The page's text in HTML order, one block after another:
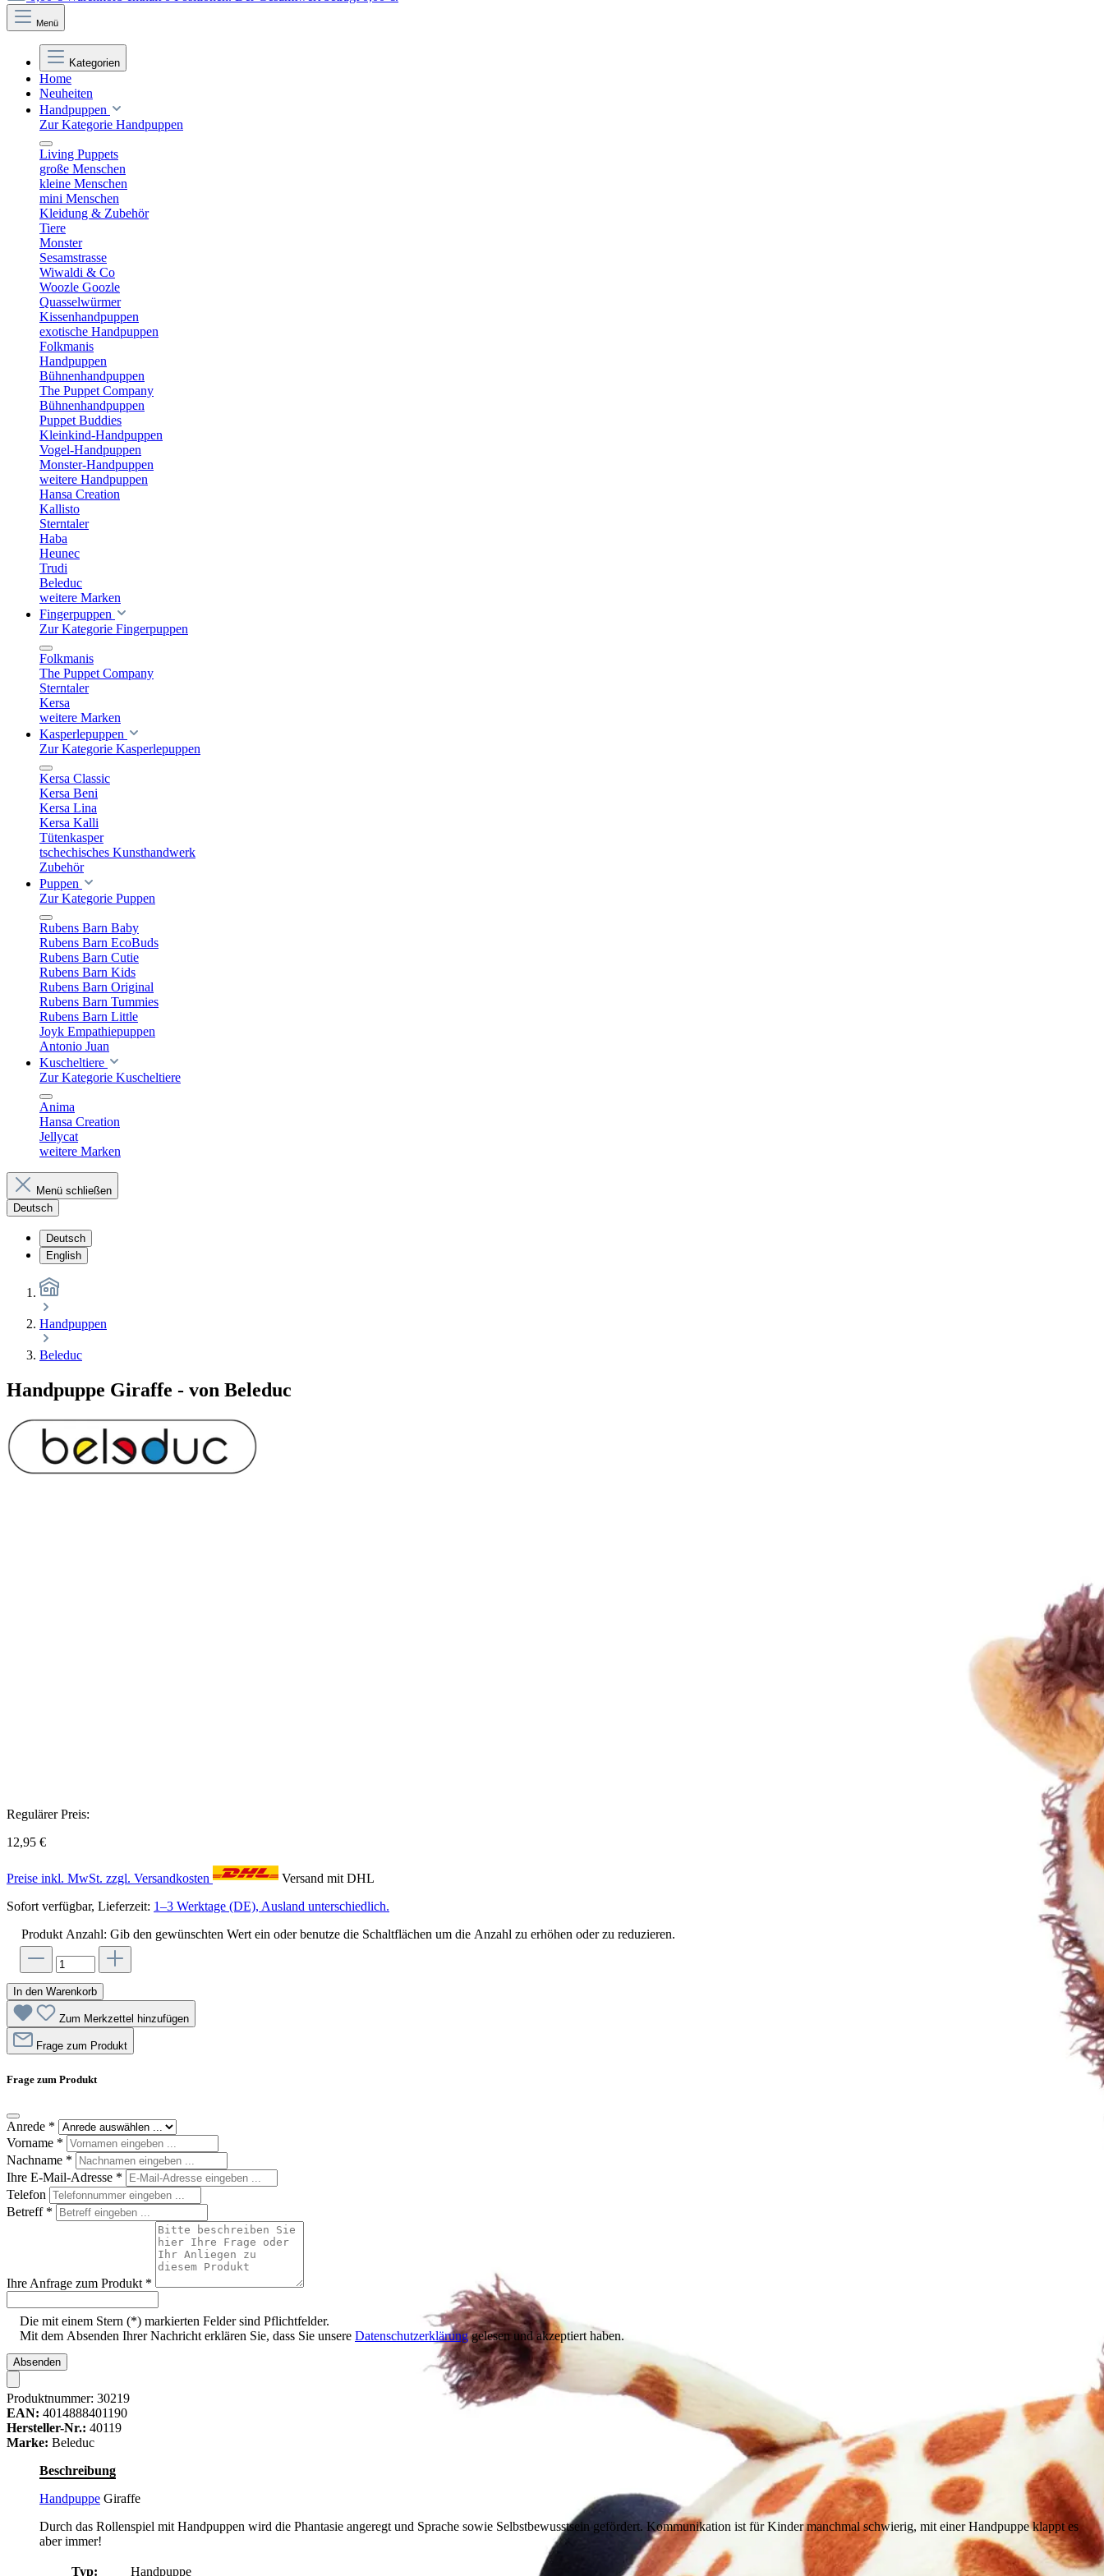
Menü
Kategorien
Home
Neuheiten
Handpuppen
Zur Kategorie Handpuppen
Living Puppets
große Menschen
kleine Menschen
mini Menschen
Kleidung & Zubehör
Tiere
Monster
Sesamstrasse
Wiwaldi & Co
Woozle Goozle
Quasselwürmer
Kissenhandpuppen
exotische Handpuppen
Folkmanis
Handpuppen
Bühnenhandpuppen
The Puppet Company
Bühnenhandpuppen
Puppet Buddies
Kleinkind-Handpuppen
Vogel-Handpuppen
Monster-Handpuppen
weitere Handpuppen
Hansa Creation
Kallisto
Sterntaler
Haba
Heunec
Trudi
Beleduc
weitere Marken
Fingerpuppen
Zur Kategorie Fingerpuppen
Folkmanis
The Puppet Company
Sterntaler
Kersa
weitere Marken
Kasperlepuppen
Zur Kategorie Kasperlepuppen
Kersa Classic
Kersa Beni
Kersa Lina
Kersa Kalli
Tütenkasper
tschechisches Kunsthandwerk
Zubehör
Puppen
Zur Kategorie Puppen
Rubens Barn Baby
Rubens Barn EcoBuds
Rubens Barn Cutie
Rubens Barn Kids
Rubens Barn Original
Rubens Barn Tummies
Rubens Barn Little
Joyk Empathiepuppen
Antonio Juan
Kuscheltiere
Zur Kategorie Kuscheltiere
Anima
Hansa Creation
Jellycat
weitere Marken
Menü schließen
Deutsch
Deutsch
English
Handpuppen
Beleduc
Handpuppe Giraffe - von Beleduc
Regulärer Preis:
12,95 €
Preise inkl. MwSt. zzgl. Versandkosten
Versand mit DHL
Sofort verfügbar, Lieferzeit: 1–3 Werktage (DE), Ausland unterschiedlich.
Produkt Anzahl: Gib den gewünschten Wert ein oder benutze die Schaltflächen um die Anzahl zu erhöhen oder zu reduzieren.
In den Warenkorb
Zum Merkzettel hinzufügen
Frage zum Produkt
Frage zum Produkt
Anrede *
Vorname *
Nachname *
Ihre E-Mail-Adresse *
Telefon
Betreff *
Ihre Anfrage zum Produkt *
Die mit einem Stern (*) markierten Felder sind Pflichtfelder.
Mit dem Absenden Ihrer Nachricht erklären Sie, dass Sie unsere Datenschutzerklärunggelesen und akzeptiert haben.
Absenden
Produktnummer: 30219
EAN: 4014888401190
Hersteller-Nr.: 40119
Marke: Beleduc
Beschreibung
Handpuppe Giraffe
Durch das Rollenspiel mit Handpuppen wird die Phantasie angeregt und Sprache sowie Selbstbewusstsein gefördert. Kommunikation ist für Kinder manchmal schwierig, mit einer Handpuppe klappt es
aber immer!
Typ: Handpuppe